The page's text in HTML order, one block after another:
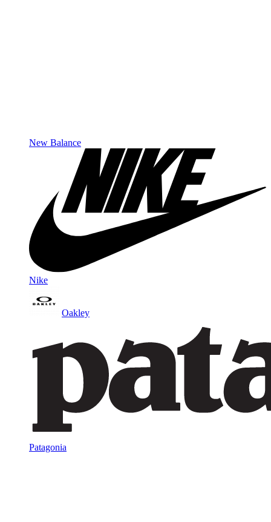
New Balance
Nike
Oakley
Patagonia